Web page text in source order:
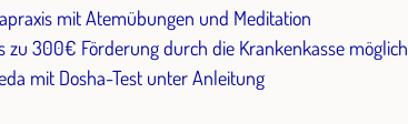
mit Atemübungen und Meditation
zu 300€ Förderung durch die Krankenkasse möglich
mit Dosha-Test unter Anleitung